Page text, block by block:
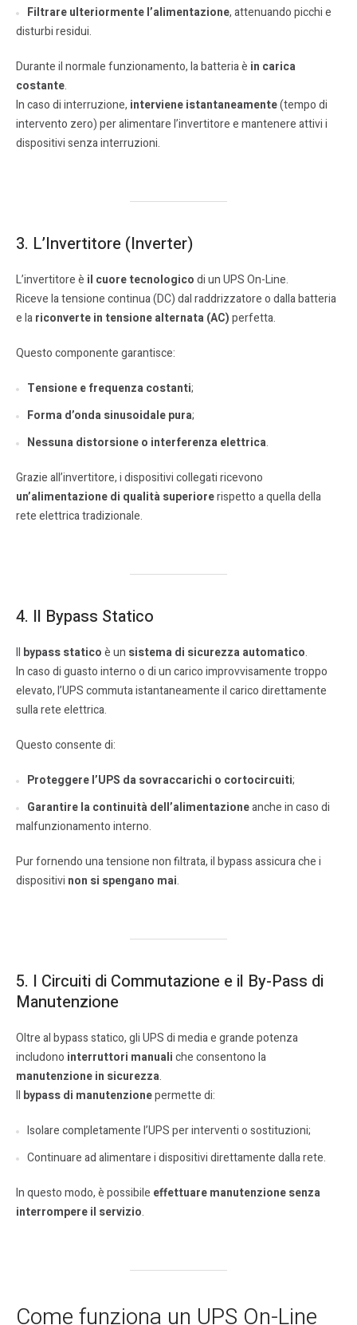
Filtrare ulteriormente l’alimentazione, attenuando picchi e
disturbi residui.
Durante il normale funzionamento, la batteria è in carica
costante.
In caso di interruzione, interviene istantaneamente(tempo di
intervento zero) per alimentare l’invertitore e mantenere attivi i
dispositivi senza interruzioni.
3. L’Invertitore (Inverter)
L’invertitore è il cuore tecnologicodi un UPS On-Line.
Riceve la tensione continua (DC) dal raddrizzatore o dalla batteria
e lariconverte in tensione alternata (AC)perfetta.
Questo componente garantisce:
Tensione e frequenza costanti;
Forma d’onda sinusoidale pura;
Nessuna distorsione o interferenza elettrica.
Grazie all’invertitore, i dispositivi collegati ricevono
un’alimentazione di qualità superiorerispetto a quella della
rete elettrica tradizionale.
4. Il Bypass Statico
Il bypass staticoè un sistema di sicurezza automatico.
In caso di guasto interno o di un carico improvvisamente troppo
elevato, l’UPS commuta istantaneamente il carico direttamente
sulla rete elettrica.
Questo consente di:
Proteggere l’UPS da sovraccarichi o cortocircuiti;
Garantire la continuità dell’alimentazioneanche in caso di
malfunzionamento interno.
Pur fornendo una tensione non filtrata, il bypass assicura che i
dispositivi non si spengano mai.
5. I Circuiti di Commutazione e il By-Pass di
Manutenzione
Oltre al bypass statico, gli UPS di media e grande potenza
includono interruttori manualiche consentono la
manutenzione in sicurezza.
Il bypass di manutenzionepermette di:
Isolare completamente l’UPS per interventi o sostituzioni;
Continuare ad alimentare i dispositivi direttamente dalla rete.
In questo modo, è possibile effettuare manutenzione senza
interrompere il servizio.
Come funziona un UPS On-Line